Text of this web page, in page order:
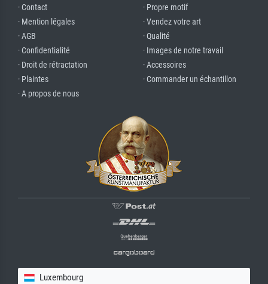
· Contact
· Mention légales
· AGB
· Confidentialité
· Droit de rétractation
· Plaintes
· A propos de nous
· Propre motif
· Vendez votre art
· Qualité
· Images de notre travail
· Accessoires
· Commander un échantillon
Luxembourg